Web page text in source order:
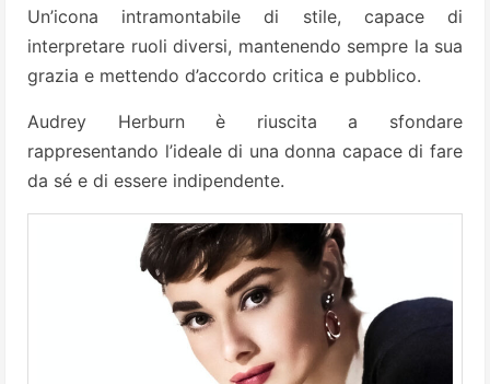
Un’icona intramontabile di stile, capace di
interpretare ruoli diversi, mantenendo sempre la sua
grazia e mettendo d’accordo critica e pubblico.
Audrey Herburn è riuscita a sfondare
rappresentando l’ideale di una donna capace di fare
da sé e di essere indipendente.